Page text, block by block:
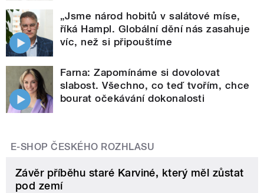
„Jsme národ hobitů v salátové míse,
říká Hampl. Globální dění nás zasahuje
víc, než si připouštíme
Farna: Zapomínáme si dovolovat
slabost. Všechno, co teď tvořím, chce
bourat očekávání dokonalosti
E-SHOP ČESKÉHO ROZHLASU
Závěr příběhu staré Karviné, který měl zůstat
pod zemí